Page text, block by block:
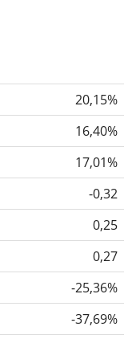
20,15%
16,40%
17,01%
-0,32
0,25
0,27
-25,36%
-37,69%